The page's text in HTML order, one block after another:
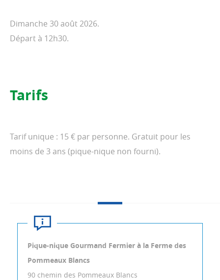
Pique-nique Gourmand Fermier à la Ferme des
Pommeaux Blancs
90 chemin des Pommeaux Blancs
Dimanche 30 août 2026.
Départ à 12h30.
Tarifs
Tarif unique : 15 € par personne. Gratuit pour les
moins de 3 ans (pique-nique non fourni).